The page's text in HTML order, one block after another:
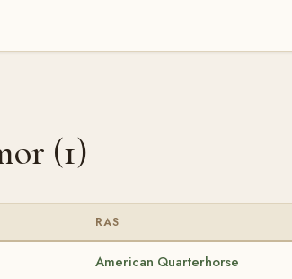
(1)
RAS
American Quarterhorse